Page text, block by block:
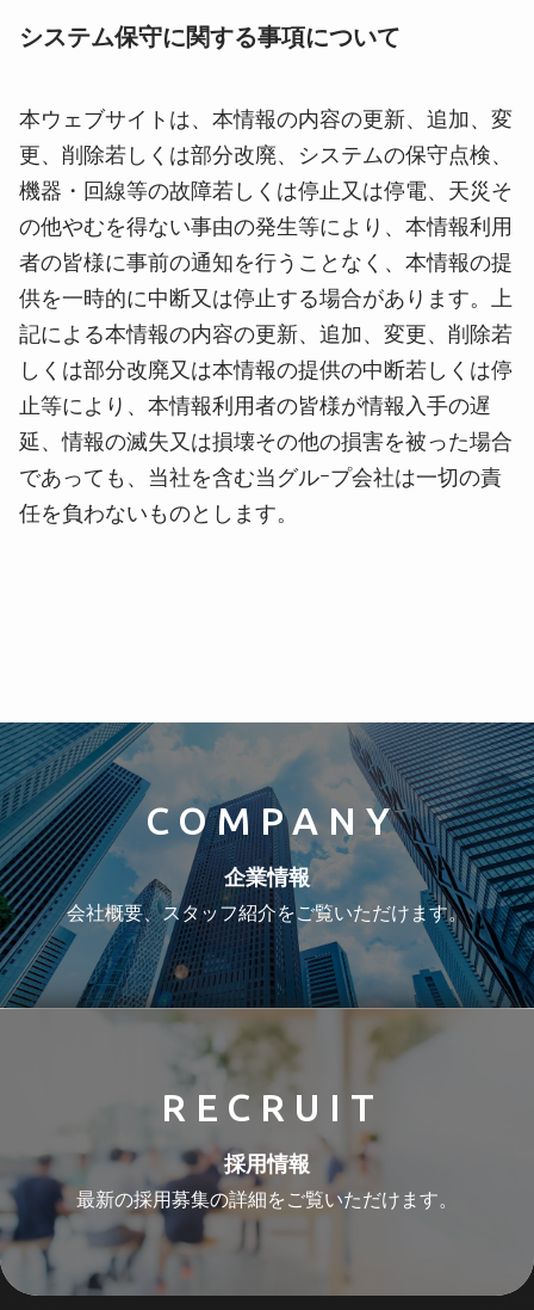
システム保守に関する事項について
本ウェブサイトは、本情報の内容の更新、追加、変
更、削除若しくは部分改廃、システムの保守点検、
機器・回線等の故障若しくは停止又は停電、天災そ
の他やむを得ない事由の発生等により、本情報利用
者の皆様に事前の通知を行うことなく、本情報の提
供を一時的に中断又は停止する場合があります。上
記による本情報の内容の更新、追加、変更、削除若
しくは部分改廃又は本情報の提供の中断若しくは停
止等により、本情報利用者の皆様が情報入手の遅
延、情報の滅失又は損壊その他の損害を被った場合
であっても、当社を含む当グルｰプ会社は一切の責
任を負わないものとします。
COMPANY
企業情報
会社概要、スタッフ紹介をご覧いただけます。
RECRUIT
採用情報
最新の採用募集の詳細をご覧いただけます。